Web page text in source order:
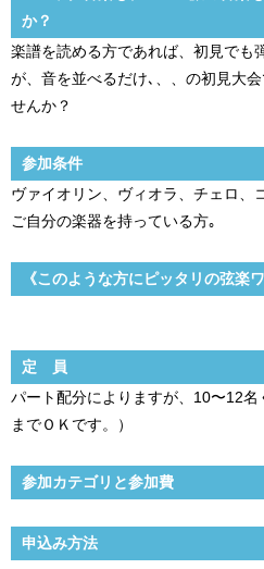
か？
楽譜を読める方であれば、初見でも
が、音を並べるだけ､、、の初見大
せんか？
参加条件
ヴァイオリン、ヴィオラ、チェロ、
ご自分の楽器を持っている方｡
《このような方にピッタリの弦楽
定 員
パート配分によりますが、10〜12
までＯＫです。）
参加カテゴリと参加費
申込み方法